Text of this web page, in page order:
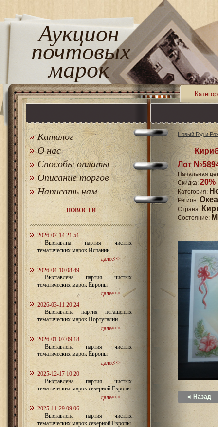
Аукцион
почтовых
марок
Каталог
О нас
Способы оплаты
Описание торгов
Написать нам
НОВОСТИ
2026-07-14 21:51
Выставлна партия чистых
тематических марок Испании
далее>>
2026-04-10 08:49
Выставлена партия чистых
тематических марок Европы
далее>>
2026-03-11 20:24
Выставлена партия негашеных
тематических марок Португалии
далее>>
2026-01-07 09:18
Выставлена партия чистых
тематических марок Европы
далее>>
2025-12-17 10:20
Выставлена партия чистых
тематических марок северной Европы
далее>>
2025-11-29 09:06
Выставлена партия чистых
тематических марок северной Европы
Новый Год и
Лот
Начальная
Скидка: 20%
Категория:
Регион:
Страна:
Состояние:
◄ Назад